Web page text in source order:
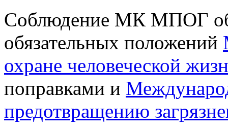
Соблюдение МК МПОГ
обязательных положений
охране человеческой
поправками и
предотвращению